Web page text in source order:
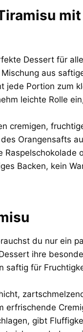
Dessert für
aus
jede Portion zum
leichte Rolle
cremigen,
Orangensafts
Raspelschokolade
Backen, kein
du nur ein
ihre
saftig für
erfrischende
gibt